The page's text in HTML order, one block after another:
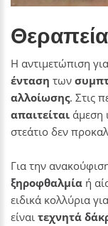
Η αντιμετώπιση
ένταση των
αλλοίωσης. Στις
απαιτείται άμεση
στεάτιο δεν
Για την
ξηροφθαλμία ή
ειδικά κολλύρια
είναι τεχνητά